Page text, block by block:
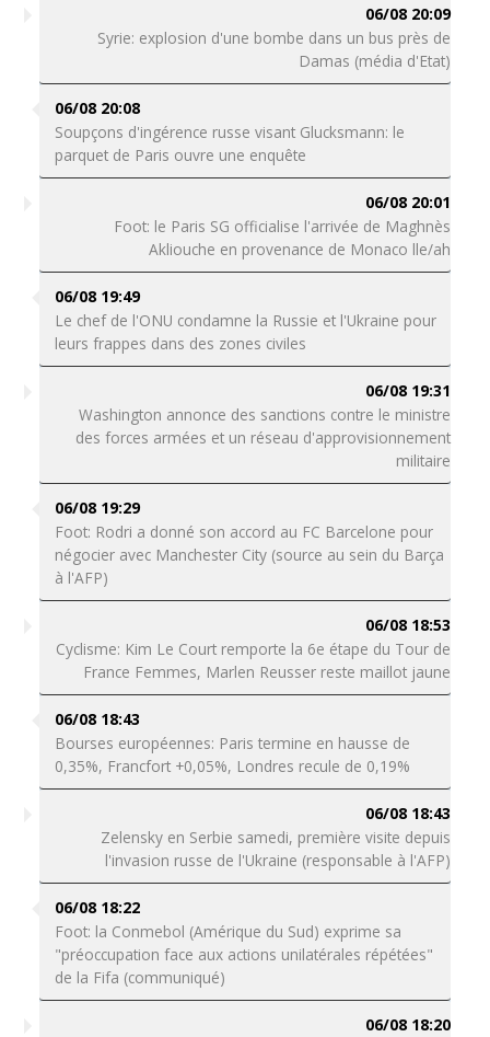
06/08 20:09
Syrie: explosion d'une bombe dans un bus près de
Damas (média d'Etat)
06/08 20:08
Soupçons d'ingérence russe visant Glucksmann: le
parquet de Paris ouvre une enquête
06/08 20:01
Foot: le Paris SG officialise l'arrivée de Maghnès
Akliouche en provenance de Monaco lle/ah
06/08 19:49
Le chef de l'ONU condamne la Russie et l'Ukraine pour
leurs frappes dans des zones civiles
06/08 19:31
Washington annonce des sanctions contre le ministre
des forces armées et un réseau d'approvisionnement
militaire
06/08 19:29
Foot: Rodri a donné son accord au FC Barcelone pour
négocier avec Manchester City (source au sein du Barça
à l'AFP)
06/08 18:53
Cyclisme: Kim Le Court remporte la 6e étape du Tour de
France Femmes, Marlen Reusser reste maillot jaune
06/08 18:43
Bourses européennes: Paris termine en hausse de
0,35%, Francfort +0,05%, Londres recule de 0,19%
06/08 18:43
Zelensky en Serbie samedi, première visite depuis
l'invasion russe de l'Ukraine (responsable à l'AFP)
06/08 18:22
Foot: la Conmebol (Amérique du Sud) exprime sa
"préoccupation face aux actions unilatérales répétées"
de la Fifa (communiqué)
06/08 18:20